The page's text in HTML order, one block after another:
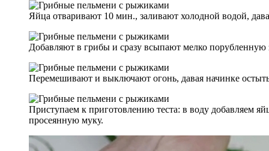
Яйца отваривают 10 мин., заливают холодной водой,
Добавляют в грибы и сразу всыпают мелко порубленную
Перемешивают и выключают огонь, давая начинке
Приступаем к приготовлению теста: в воду добавляем
просеянную муку.